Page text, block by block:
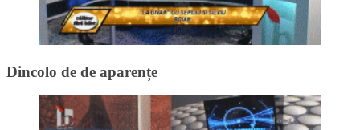
Dincolo de de aparențe